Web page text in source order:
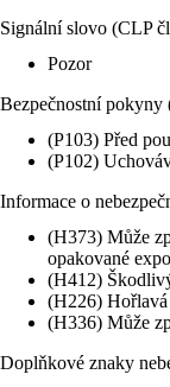
Signální slovo (CLP
Pozor
Bezpečnostní pokyny
(P103) Před
(P102)
Informace o
(H373) Může
opakované
(H412)
(H226) Hořlavá
(H336) Může
Doplňkové znaky